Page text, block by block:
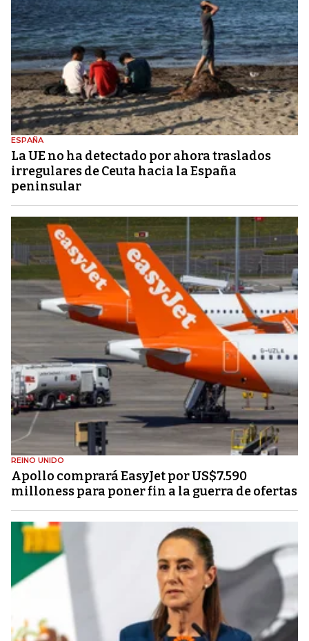
ESPAÑA
La UE no ha detectado por ahora traslados
irregulares de Ceuta hacia la España
peninsular
REINO UNIDO
Apollo comprará EasyJet por US$7.590
milloness para poner fin a la guerra de ofertas